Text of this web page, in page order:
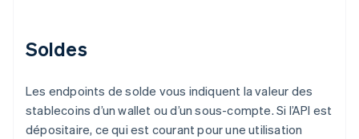
Soldes
Les endpoints de solde vous indiquent la valeur des
stablecoins d’un wallet ou d’un sous-compte. Si l’API est
dépositaire, ce qui est courant pour une utilisation